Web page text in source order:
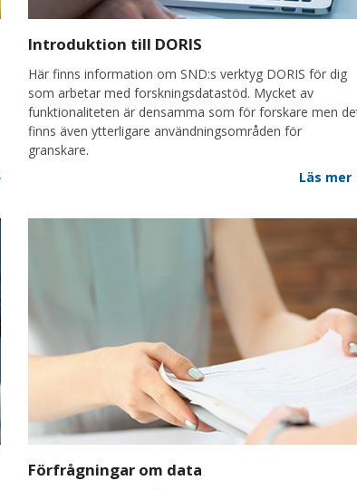
Introduktion till DORIS
Här finns information om SND:s verktyg DORIS för dig
som arbetar med forskningsdatastöd. Mycket av
funktionaliteten är densamma som för forskare men
finns även ytterligare användningsområden för
granskare.
Läs mer
Förfrågningar om data